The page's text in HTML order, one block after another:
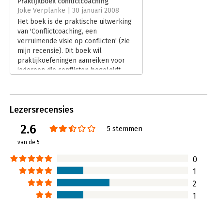
Hoofdrubriek:
Coaching en trainen
Serie:
PM reeks
Joke Verplanke | 30 januari 2008
Het boek is de praktische uitwerking
van 'Conflictcoaching, een
verruimende visie op conflicten' (zie
mijn recensie). Dit boek wil
praktijkoefeningen aanreiken voor
iedereen die conflicten begeleidt.
Lezersrecensies
2.6
van de 5
5 stemmen
0
1
2
1